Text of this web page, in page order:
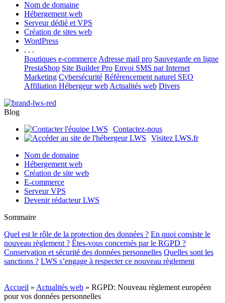
Nom de domaine
Hébergement web
Serveur dédié et VPS
Création de sites web
WordPress
. . .
Boutiques e-commerce Adresse mail pro Sauvegarde en ligne
PrestaShop Site Builder Pro Envoi SMS par Internet
Marketing Cybersécurité Référencement naturel SEO
Affiliation Hébergeur web Actualités web Divers
Blog
Contactez-nous
Visitez LWS.fr
Nom de domaine
Hébergement web
Création de site web
E-commerce
Serveur VPS
Devenir rédacteur LWS
Sommaire
Quel est le rôle de la protection des données ? En quoi consiste le
nouveau règlement ? Êtes-vous concernés par le RGPD ?
Conservation et sécurité des données personnelles Quelles sont les
sanctions ? LWS s’engage à respecter ce nouveau règlement
Accueil » Actualités web » RGPD: Nouveau règlement européen
pour vos données personnelles